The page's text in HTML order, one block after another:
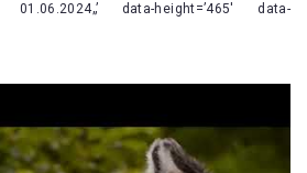
data-height=’465′ data-